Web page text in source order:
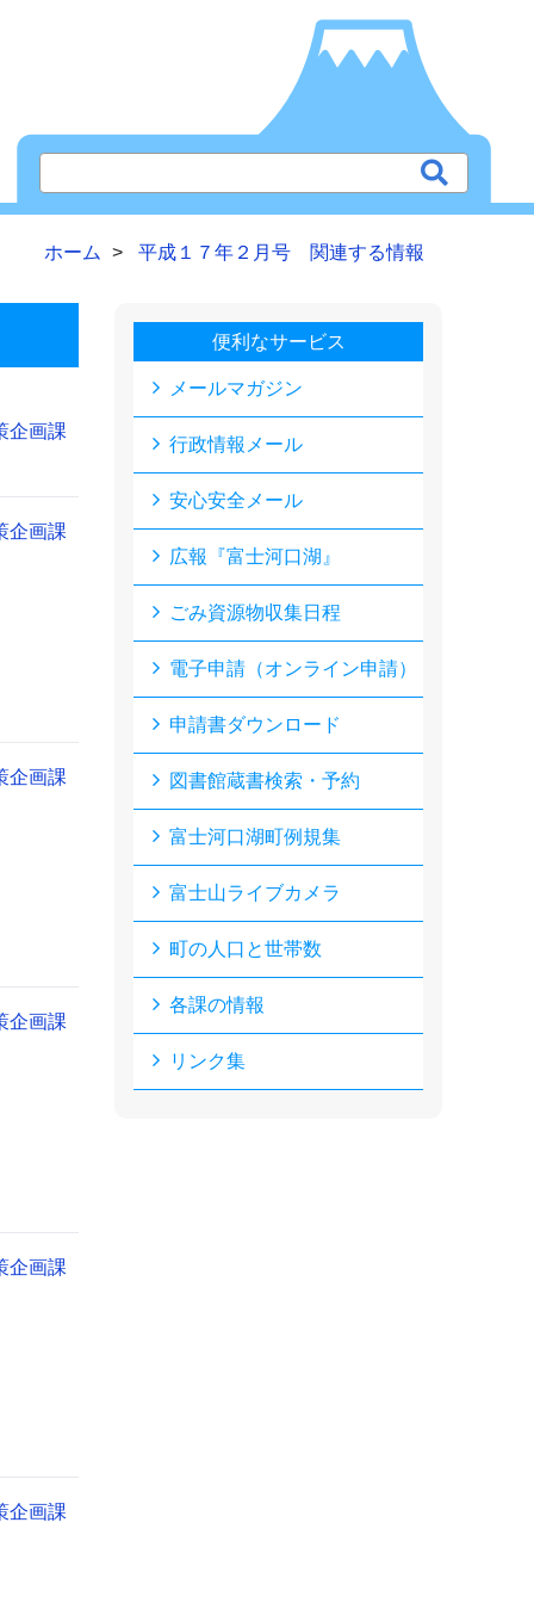
ホーム 平成１７年２月号 関連する情報
企画課
企画課
企画課
企画課
企画課
企画課
便利なサービス
メールマガジン
行政情報メール
安心安全メール
広報『富士河口湖』
ごみ資源物収集日程
電子申請（オンライン申請）
申請書ダウンロード
図書館蔵書検索・予約
富士河口湖町例規集
富士山ライブカメラ
町の人口と世帯数
各課の情報
リンク集